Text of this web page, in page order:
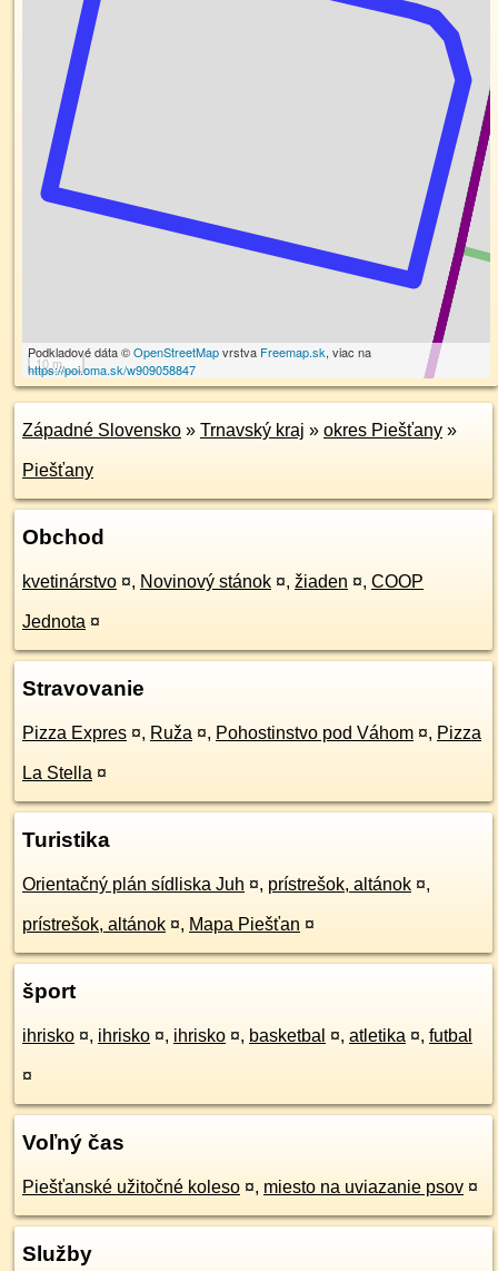
10 m
Podkladové dáta ©OpenStreetMapvrstva Freemap.sk, viac na
https://poi.oma.sk/w909058847
Západné Slovensko » Trnavský kraj » okres Piešťany »
Piešťany
Obchod
kvetinárstvo ¤, Novinový stánok ¤, žiaden ¤, COOP
Jednota ¤
Stravovanie
Pizza Expres ¤, Ruža ¤, Pohostinstvo pod Váhom ¤, Pizza
La Stella ¤
Turistika
Orientačný plán sídliska Juh ¤, prístrešok, altánok ¤,
prístrešok, altánok ¤, Mapa Piešťan ¤
šport
ihrisko ¤, ihrisko ¤, ihrisko ¤, basketbal ¤, atletika ¤, futbal
¤
Voľný čas
Piešťanské užitočné koleso ¤, miesto na uviazanie psov ¤
Služby